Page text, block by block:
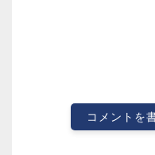
コメントを